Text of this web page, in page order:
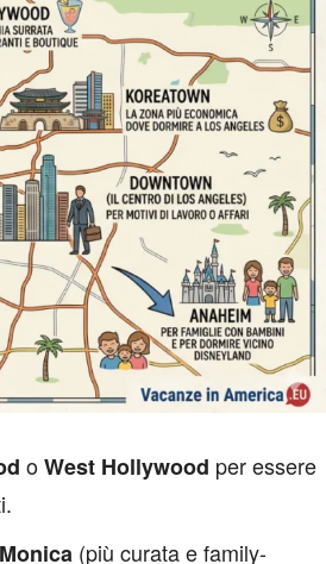
oWest Hollywood per essere
(più curata e family-